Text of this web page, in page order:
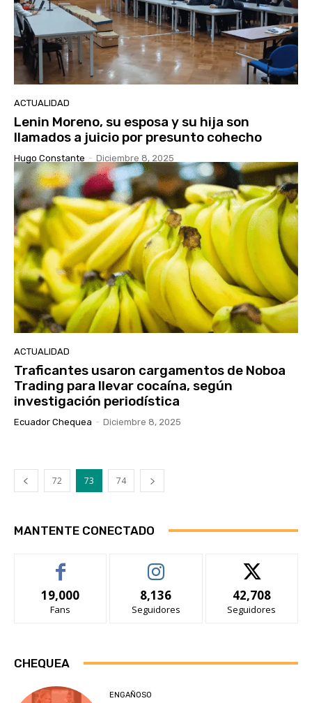
ACTUALIDAD
Lenin Moreno, su esposa y su hija son
llamados a juicio por presunto cohecho
Hugo Constante - Diciembre 8, 2025
ACTUALIDAD
Traficantes usaron cargamentos de Noboa
Trading para llevar cocaína, según
investigación periodística
Ecuador Chequea - Diciembre 8, 2025
72 73 74
MANTENTE CONECTADO
19,000
Fans
8,136
Seguidores
42,708
Seguidores
CHEQUEA
ENGAÑOSO